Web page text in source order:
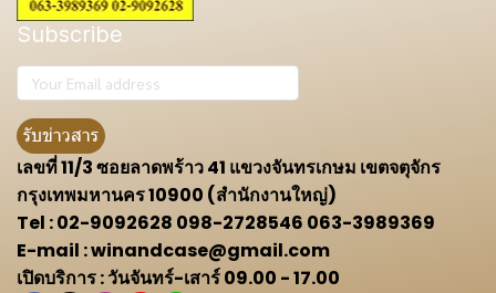
Subscribe
รับข่าวสาร
เลขที่ 11/3 ซอยลาดพร้าว 41 แขวงจันทรเกษม เขตจตุจักร
กรุงเทพมหานคร 10900 (สำนักงานใหญ่)
Tel : 02-9092628 098-2728546 063-3989369
E-mail : winandcase@gmail.com
เปิดบริการ : วันจันทร์-เสาร์ 09.00 - 17.00